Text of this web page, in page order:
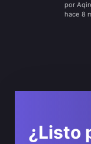
por
hace 8
¿Listo